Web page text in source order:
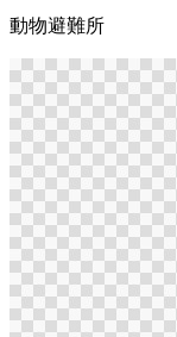
動物避難所